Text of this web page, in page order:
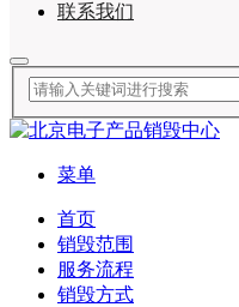
联系我们
菜单
首页
销毁范围
服务流程
销毁方式